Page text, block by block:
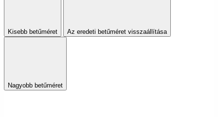
Kisebb betűméret Az eredeti betűméret visszaállítása
Nagyobb betűméret